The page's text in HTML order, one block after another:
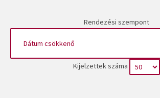
Rendezési szempont
Kijelzettek száma